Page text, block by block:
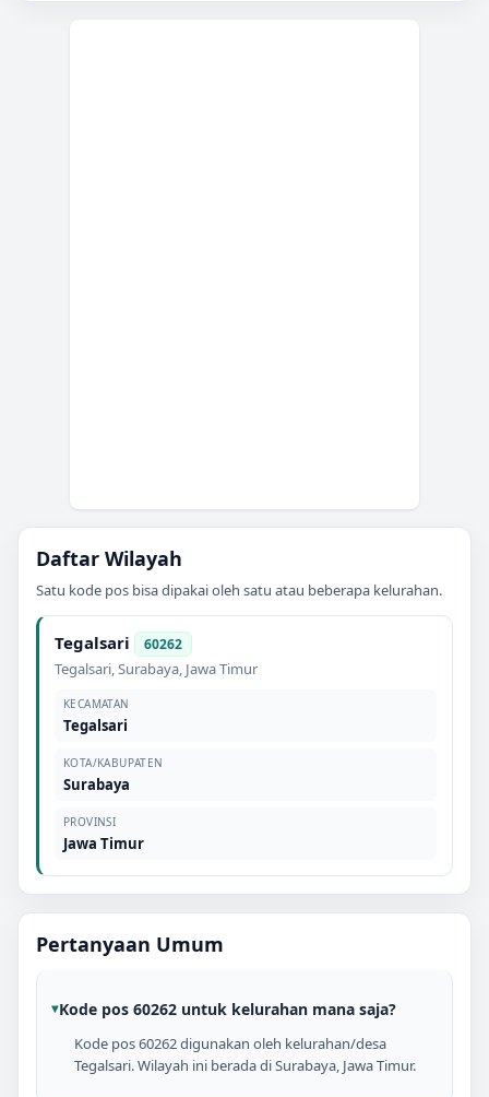
Daftar Wilayah
Satu kode pos bisa dipakai oleh satu atau beberapa kelurahan.
Tegalsari 60262
Tegalsari,Surabaya, Jawa Timur
KECAMATAN
Tegalsari
KOTA/KABUPATEN
Surabaya
PROVINSI
Jawa Timur
Pertanyaan Umum
Kode pos 60262 untuk kelurahan mana saja?
Kode pos 60262 digunakan oleh kelurahan/desa
Tegalsari. Wilayah ini berada di Surabaya, Jawa Timur.